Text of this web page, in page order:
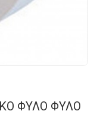
ΦΥΛΟ ΦΥΛΟ